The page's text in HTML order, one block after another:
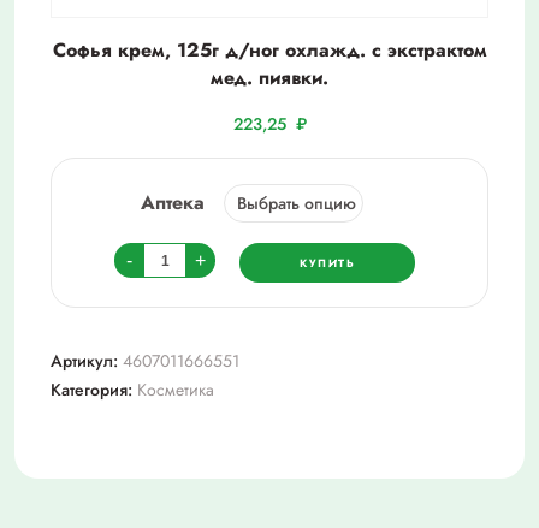
Софья крем, 125г д/ног охлажд. с экстрактом
мед. пиявки.
223,25 ₽
Аптека
-
Количество
товара
Софья
125г
д/
с
+ КУПИТЬ
Артикул: 4607011666551
Категория: Косметика